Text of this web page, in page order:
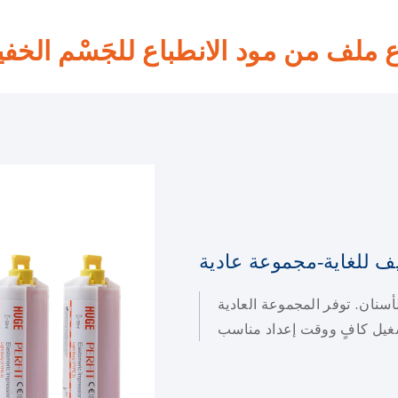
ملف من مود الانطباع للجَسْم
للغاية-مجموعة عادية
توفر المجموعة العادية